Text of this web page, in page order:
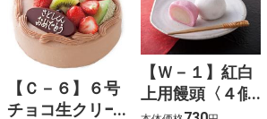
【Ｃ－６】６号
チョコ生クリー
【Ｗ－１】紅白
上用饅頭〈４個
入〉